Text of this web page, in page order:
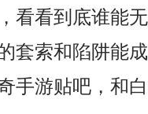
看看到底谁能
套索和陷阱能
手游贴吧，和